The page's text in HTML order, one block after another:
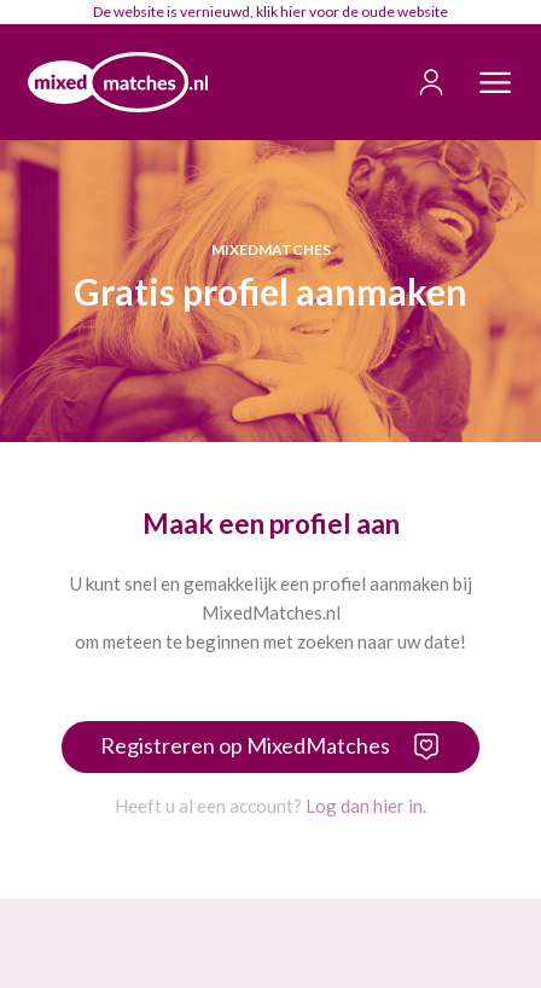
De website is vernieuwd, klikhiervoor de oude website
MIXEDMATCHES
Gratis profiel aanmaken
Maak een profiel aan
U kunt snel en gemakkelijk een profiel aanmaken bij
MixedMatches.nl
om meteen te beginnen met zoeken naar uw date!
Registreren op MixedMatches
Heeft u al een account? Log dan hier in.